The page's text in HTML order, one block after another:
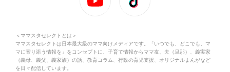
＜ママスタセレクトとは＞
ママスタセレクトは日本最大級のママ向けメディアです。「いつでも、どこでも、マ
マに寄り添う情報を」をコンセプトに、子育て情報からママ友、夫（旦那）、義実家
（義母、義父、義家族）の話、教育コラム、行政の育児支援、オリジナルまんがなど
を日々配信しています。